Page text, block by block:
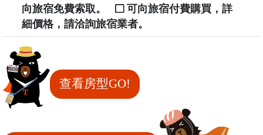
向旅宿免費索取。
可向旅宿付費購買，詳
細價格，請洽詢旅宿業者。
查看房型GO!